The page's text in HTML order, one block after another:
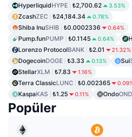
HyperliquidHYPE ₺2,700.62 3.53%
ZcashZEC ₺24,184.34 0.78%
Shiba InuSHIB ₺0.0002336 0.64%
Pump.funPUMP ₺0.1145 0.64%
Lorenzo ProtocolBANK ₺2.01 21.32%
DogecoinDOGE ₺3.33 0.13% Sui
StellarXLM ₺7.83 1.16%
Terra ClassicLUNC ₺0.002365
KaspaKAS ₺1.25 0.11% Ondo
Popüler